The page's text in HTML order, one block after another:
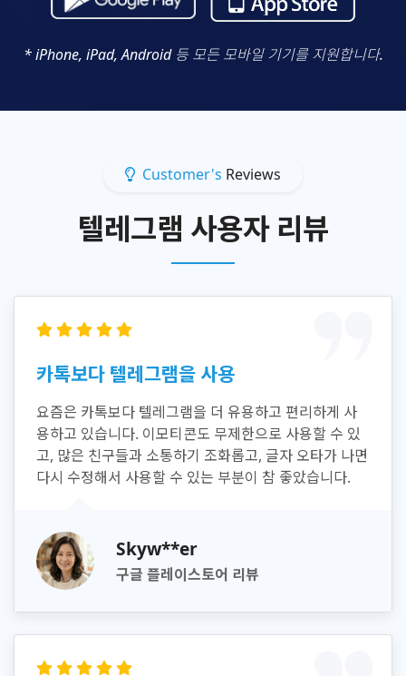
* iPhone, iPad, Android 등 모든 모바일 기기를 지원합니다.
Customer's Reviews
텔레그램 사용자 리뷰
카톡보다 텔레그램을 사용
요즘은 카톡보다 텔레그램을 더 유용하고 편리하게 사
용하고 있습니다. 이모티콘도 무제한으로 사용할 수 있
고, 많은 친구들과 소통하기 조화롭고, 글자 오타가 나면
다시 수정해서 사용할 수 있는 부분이 참 좋았습니다.
Skyw**er
구글 플레이스토어 리뷰